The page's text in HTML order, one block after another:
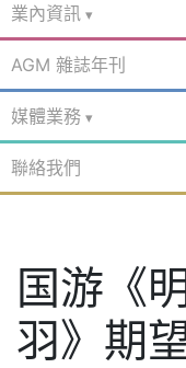
業內資訊
AGM 雜誌年刊
媒體業務
聯絡我們
国游《
羽》期